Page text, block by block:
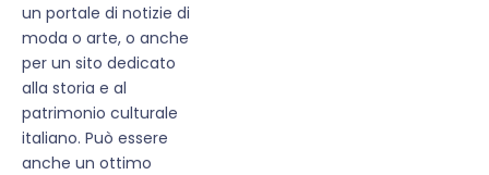
un portale di notizie di
moda o arte, o anche
per un sito dedicato
alla storia e al
patrimonio culturale
italiano. Può essere
anche un ottimo